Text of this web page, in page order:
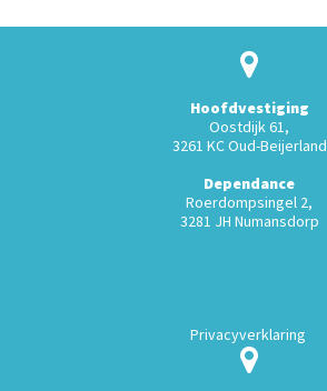
Hoofdvestiging
Oostdijk 61,
3261 KC Oud-Beijerland
Dependance
Roerdompsingel 2,
3281 JH Numansdorp
Privacyverklaring